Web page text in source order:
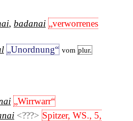
, badanai „verworrenes
„Unordnung“ vom plur.
„Wirrwarr“
<???> Spitzer, WS., 5,